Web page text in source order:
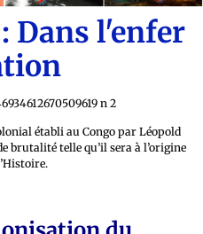
Dans l'enfer
établi au Congo par Léopold
brutalité telle qu’il sera à l’origine